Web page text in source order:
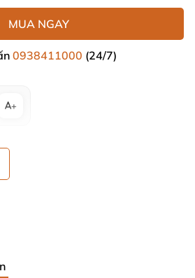
MUA NGAY
0938411000 (24/7)
+